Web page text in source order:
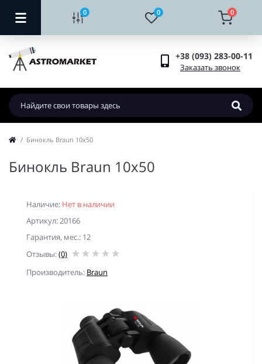
0 0 0
+38 (093) 283-00-11
Заказать звонок
Бинокль Braun 10х50
Бинокль Braun 10х50
Наличие: Нет в наличии
Артикул: 20166
Гарантия, мес.: 12
Отзывы:(0)
Производитель: Braun